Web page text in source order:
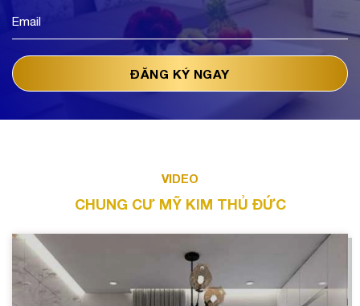
VIDEO
CHUNG CƯ MỸ KIM THỦ ĐỨC